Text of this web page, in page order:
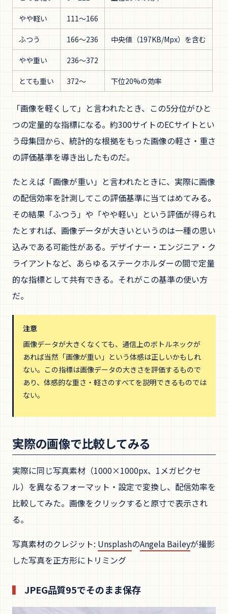
やや軽い 111〜166
ふつう 166〜236 中央値（197KB/Mpx）を含む
やや重い 236〜372
とても重い 372〜 下位20%の効率
「画像を軽くして」と言われたとき、この5分位がひと
つの定量的な指標になる。約300サイトのECサイトとい
う母集団から、統計的な根拠をもった画像の軽さ・重さ
の評価基準を導き出したものだ。
たとえば「画像が重い」と言われたときに、実際に画像
の配信効率を計測してこの評価基準に当てはめてみる。
その結果「ふつう」や「やや軽い」という評価が得られ
たとすれば、画像データが大きいというのは一種の思い
込みである可能性がある。デザイナー・エンジニア・ク
ライアントなど、あらゆるステークホルダーの間で定量
的な指標として共有できる。それがこの基準の使い方
だ。
注意
画像データが大きくなくても、通信上のボトルネックが
あれば当然「画像が重い」という体感は正しいかもしれ
ない。この指標は画像データの大きさを評価するもので
あり、体感的な重さ・軽さのすべてを説明できるものでは
ない。
実際の画像で比較してみる
実際に同じ写真素材（1000×1000px、1メガピクセ
ル）を異なるフォーマット・設定で変換し、配信効率を
比較してみた。画像をクリックすると原寸で表示され
る。
写真素材のクレジット: UnsplashのAngela Baileyが撮影
した写真を正方形にトリミング
JPEG品質95でそのまま保存